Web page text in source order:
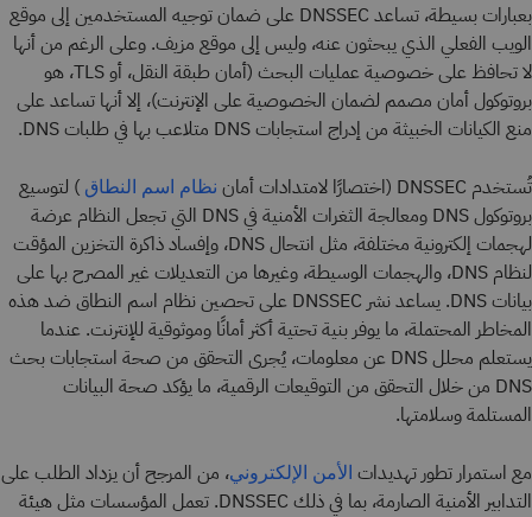
بعبارات بسيطة، تساعد DNSSEC على ضمان توجيه المستخدمين إلى موقع
الويب الفعلي الذي يبحثون عنه، وليس إلى موقع مزيف. وعلى الرغم من أنها
لا تحافظ على خصوصية عمليات البحث (أمان طبقة النقل، أو TLS، هو
بروتوكول أمان مصمم لضمان الخصوصية على الإنترنت)، إلا أنها تساعد على
منع الكيانات الخبيثة من إدراج استجابات DNS متلاعب بها في طلبات DNS.
تُستخدم DNSSEC (اختصارًا لامتدادات أمان نظام اسم النطاق ) لتوسيع
بروتوكول DNS ومعالجة الثغرات الأمنية في DNS التي تجعل النظام عرضة
لهجمات إلكترونية مختلفة، مثل انتحال DNS، وإفساد ذاكرة التخزين المؤقت
لنظام DNS، والهجمات الوسيطة، وغيرها من التعديلات غير المصرح بها على
بيانات DNS. يساعد نشر DNSSEC على تحصين نظام اسم النطاق ضد هذه
المخاطر المحتملة، ما يوفر بنية تحتية أكثر أمانًا وموثوقية للإنترنت. عندما
يستعلم محلل DNS عن معلومات، يُجرى التحقق من صحة استجابات بحث
DNS من خلال التحقق من التوقيعات الرقمية، ما يؤكد صحة البيانات
المستلمة وسلامتها.
مع استمرار تطور تهديدات الأمن الإلكتروني، من المرجح أن يزداد الطلب على
التدابير الأمنية الصارمة، بما في ذلك DNSSEC. تعمل المؤسسات مثل هيئة